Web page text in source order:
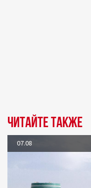
Читайте также
07.08